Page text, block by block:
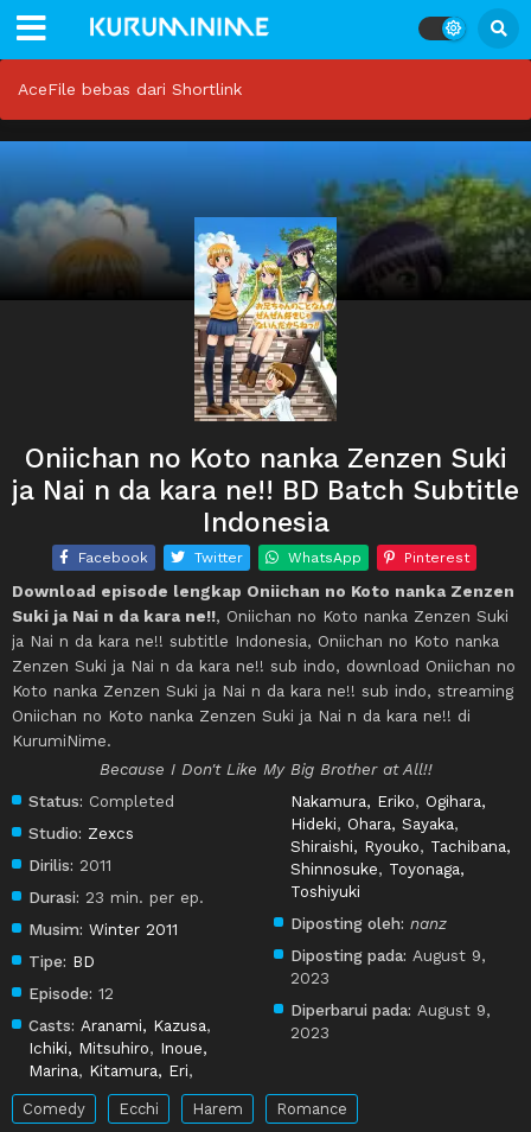
AceFile bebas dari Shortlink
Oniichan no Koto nanka Zenzen Suki
ja Nai n da kara ne!! BD Batch Subtitle
Indonesia
Facebook Twitter WhatsApp Pinterest
Download episode lengkap Oniichan no Koto nanka Zenzen
Suki ja Nai n da kara ne!!, Oniichan no Koto nanka Zenzen Suki
ja Nai n da kara ne!! subtitle Indonesia, Oniichan no Koto nanka
Zenzen Suki ja Nai n da kara ne!! sub indo, download Oniichan no
Koto nanka Zenzen Suki ja Nai n da kara ne!! sub indo, streaming
Oniichan no Koto nanka Zenzen Suki ja Nai n da kara ne!! di
KurumiNime.
Because I Don't Like My Big Brother at All!!
Status: Completed
Studio: Zexcs
Dirilis: 2011
Durasi: 23 min. per ep.
Musim: Winter 2011
Tipe: BD
Episode: 12
Casts: Aranami, Kazusa,
Ichiki, Mitsuhiro, Inoue,
Marina, Kitamura, Eri,
Nakamura, Eriko, Ogihara,
Hideki, Ohara, Sayaka,
Shiraishi, Ryouko, Tachibana,
Shinnosuke, Toyonaga,
Toshiyuki
Diposting oleh: nanz
Diposting pada: August 9,
2023
Diperbarui pada: August 9,
2023
Comedy Ecchi Harem Romance